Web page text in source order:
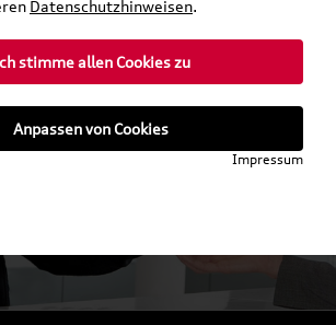
Datenschutzhinweisen.
stimme allen Cookies zu
Anpassen von Cookies
Impressum